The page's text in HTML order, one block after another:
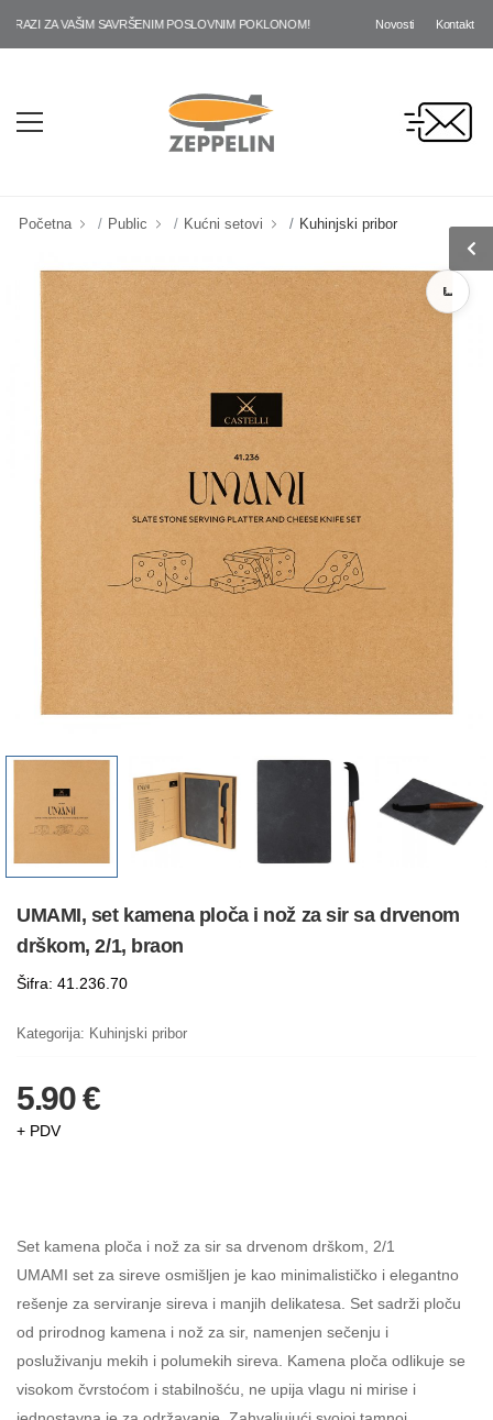
VAŠIM SAVRŠENIM POSLOVNIM POKLONOM! Novosti Kontakt
Početna Public Kućni setovi Kuhinjski pribor
UMAMI, set kamena ploča i nož za sir sa drvenom
drškom, 2/1, braon
Šifra: 41.236.70
Kategorija: Kuhinjski pribor
5.90 €
+ PDV
Set kamena ploča i nož za sir sa drvenom drškom, 2/1
UMAMI set za sireve osmišljen je kao minimalističko i elegantno
rešenje za serviranje sireva i manjih delikatesa. Set sadrži ploču
od prirodnog kamena i nož za sir, namenjen sečenju i
posluživanju mekih i polumekih sireva. Kamena ploča odlikuje se
visokom čvrstoćom i stabilnošću, ne upija vlagu ni mirise i